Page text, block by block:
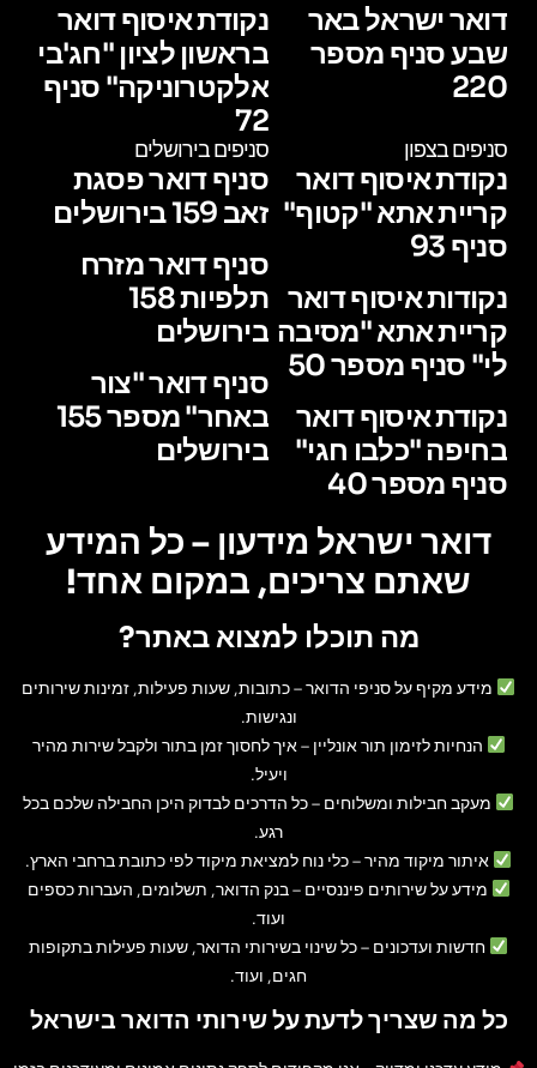
דואר ישראל באר
שבע סניף מספר
220
נקודת איסוף דואר
בראשון לציון "חג'בי
אלקטרוניקה" סניף
72
סניפים בצפון
נקודת איסוף דואר
קריית אתא "קטוף"
סניף 93
נקודות איסוף דואר
קריית אתא "מסיבה
לי" סניף מספר 50
נקודת איסוף דואר
בחיפה "כלבו חגי"
סניף מספר 40
סניפים בירושלים
סניף דואר פסגת
זאב 159 בירושלים
סניף דואר מזרח
תלפיות 158
בירושלים
סניף דואר "צור
באחר" מספר 155
בירושלים
דואר ישראל מידעון – כל המידע
שאתם צריכים, במקום אחד!
מה תוכלו למצוא באתר?
מידע מקיף על סניפי הדואר– כתובות, שעות פעילות, זמינות שירותים
ונגישות.
הנחיות לזימון תור אונליין – איך לחסוך זמן בתור ולקבל שירות מהיר
ויעיל.
מעקב חבילות ומשלוחים – כל הדרכים לבדוק היכן החבילה שלכם בכל
רגע.
איתור מיקוד מהיר– כלי נוח למציאת מיקוד לפי כתובת ברחבי הארץ.
מידע על שירותים פיננסיים – בנק הדואר, תשלומים, העברות כספים
ועוד.
חדשות ועדכונים – כל שינוי בשירותי הדואר, שעות פעילות בתקופות
חגים, ועוד.
כל מה שצריך לדעת על שירותי הדואר בישראל